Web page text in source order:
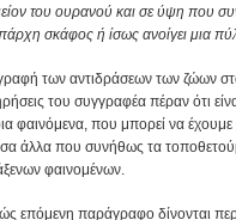
του ουρανού και σε ύψη που
σκάφος ή ίσως ανοίγει μια
των αντιδράσεων των ζώων
του συγγραφέα πέραν ότι
φαινόμενα, που μπορεί να έχουμε
άλλα που συνήθως τα
φαινομένων.
επόμενη παράγραφο δίνονται